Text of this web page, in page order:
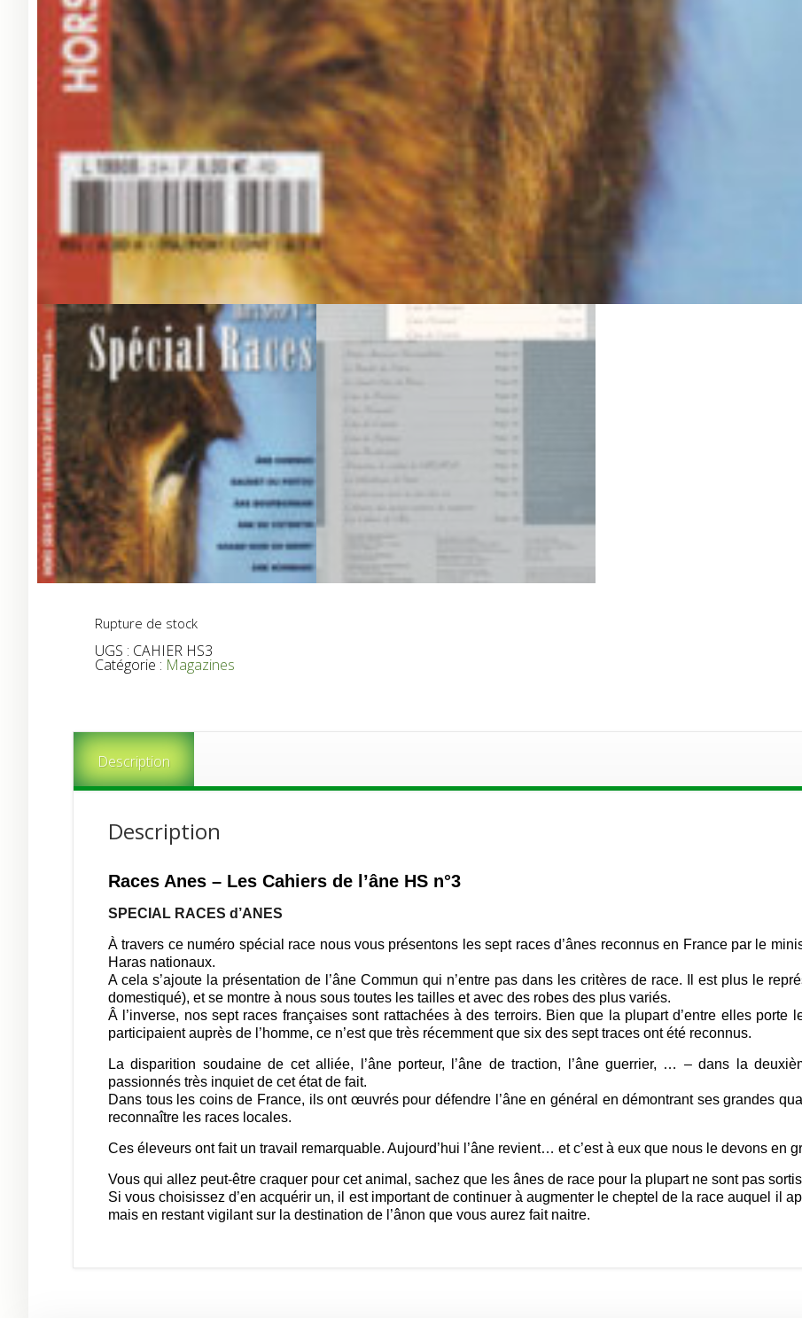
Rupture de stock
UGS : CAHIER HS3
Catégorie : Magazines
Description
Description
Races Anes – Les Cahiers de l’âne HS n°3
SPECIAL RACES d’ANES
À travers ce numéro spécial race nous vous présentons les sept races d’ânes reconnus en France par le
Haras nationaux.
A cela s’ajoute la présentation de l’âne Commun qui n’entre pas dans les critères de race. Il est plus le
domestiqué), et se montre à nous sous toutes les tailles et avec des robes des plus variés.
Â l’inverse, nos sept races françaises sont rattachées à des terroirs. Bien que la plupart d’entre elles porte
participaient auprès de l’homme, ce n’est que très récemment que six des sept traces ont été reconnus.
La disparition soudaine de cet alliée, l’âne porteur, l’âne de traction, l’âne guerrier, … – dans la
passionnés très inquiet de cet état de fait.
Dans tous les coins de France, ils ont œuvrés pour défendre l’âne en général en démontrant ses grandes
reconnaître les races locales.
Ces éleveurs ont fait un travail remarquable. Aujourd’hui l’âne revient… et c’est à eux que nous le devons en
Vous qui allez peut-être craquer pour cet animal, sachez que les ânes de race pour la plupart ne sont pas sortis
Si vous choisissez d’en acquérir un, il est important de continuer à augmenter le cheptel de la race auquel il
mais en restant vigilant sur la destination de l’ânon que vous aurez fait naitre.